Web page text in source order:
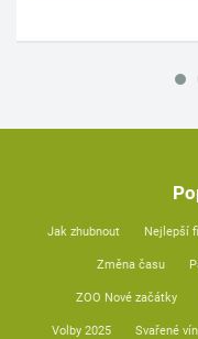
Jak zhubnout Nejlepší
Změna času
ZOO Nové začátky
Volby 2025 Svařené